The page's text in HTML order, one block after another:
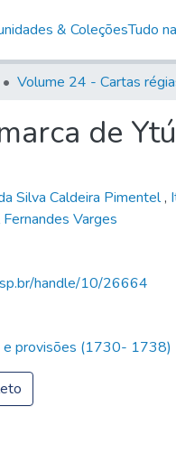
& ColeçõesTudo
de Ytú
Silva Caldeira Pimentel,
Varges
handle/10/26664
e provisões (1730- 1738)